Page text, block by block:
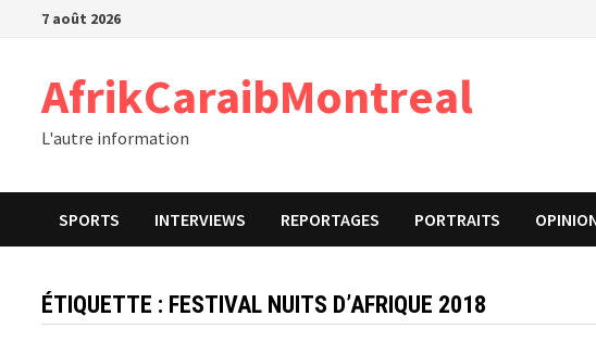
Passer7 août 2026
AfrikCaraibMontreal
L'autre information
SPORTS INTERVIEWS REPORTAGES PORTRAITS
ÉTIQUETTE : FESTIVAL NUITS D’AFRIQUE 2018